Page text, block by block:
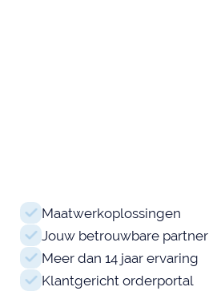
Maatwerkoplossingen
Jouw betrouwbare partner
Meer dan 14 jaar ervaring
Klantgericht orderportal